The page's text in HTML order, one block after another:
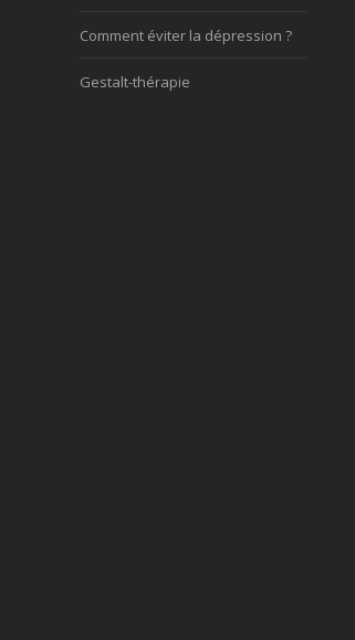
Comment éviter la dépression ?
Gestalt-thérapie